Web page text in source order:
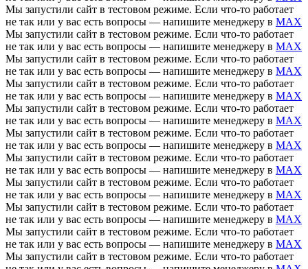
Мы запустили сайт в тестовом режиме. Если что-то работает
не так или у вас есть вопросы — напишите менеджеру в MAX
Мы запустили сайт в тестовом режиме. Если что-то работает
не так или у вас есть вопросы — напишите менеджеру в MAX
Мы запустили сайт в тестовом режиме. Если что-то работает
не так или у вас есть вопросы — напишите менеджеру в MAX
Мы запустили сайт в тестовом режиме. Если что-то работает
не так или у вас есть вопросы — напишите менеджеру в MAX
Мы запустили сайт в тестовом режиме. Если что-то работает
не так или у вас есть вопросы — напишите менеджеру в MAX
Мы запустили сайт в тестовом режиме. Если что-то работает
не так или у вас есть вопросы — напишите менеджеру в MAX
Мы запустили сайт в тестовом режиме. Если что-то работает
не так или у вас есть вопросы — напишите менеджеру в MAX
Мы запустили сайт в тестовом режиме. Если что-то работает
не так или у вас есть вопросы — напишите менеджеру в MAX
Мы запустили сайт в тестовом режиме. Если что-то работает
не так или у вас есть вопросы — напишите менеджеру в MAX
Мы запустили сайт в тестовом режиме. Если что-то работает
не так или у вас есть вопросы — напишите менеджеру в MAX
Мы запустили сайт в тестовом режиме. Если что-то работает